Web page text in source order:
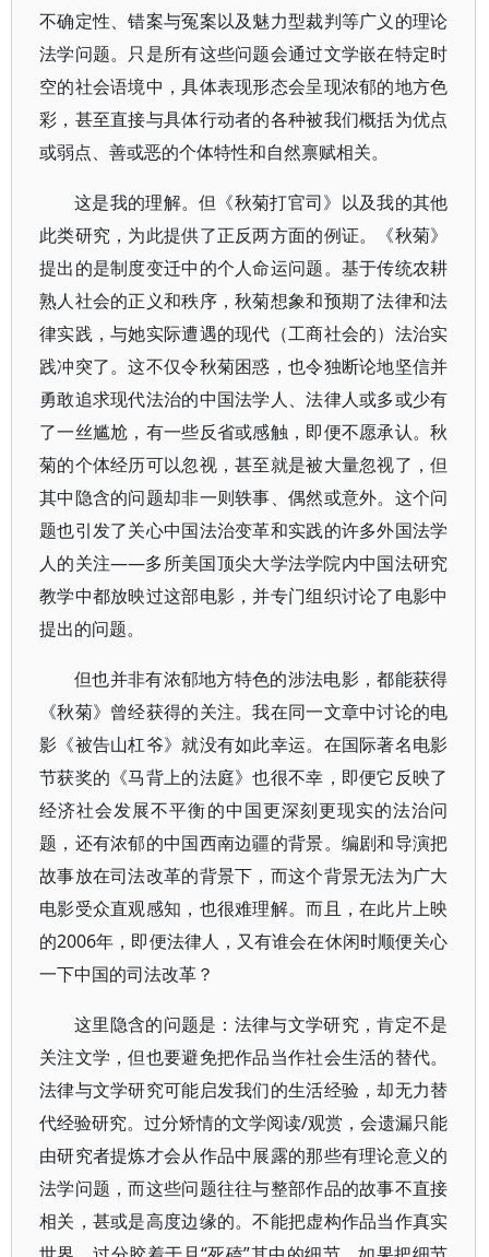
不确定性、错案与冤案以及魅力型裁判等广义的理论
法学问题。只是所有这些问题会通过文学嵌在特定时
空的社会语境中，具体表现形态会呈现浓郁的地方色
彩，甚至直接与具体行动者的各种被我们概括为优点
或弱点、善或恶的个体特性和自然禀赋相关。
这是我的理解。但《秋菊打官司》以及我的其他
此类研究，为此提供了正反两方面的例证。《秋菊》
提出的是制度变迁中的个人命运问题。基于传统农耕
熟人社会的正义和秩序，秋菊想象和预期了法律和法
律实践，与她实际遭遇的现代（工商社会的）法治实
践冲突了。这不仅令秋菊困惑，也令独断论地坚信并
勇敢追求现代法治的中国法学人、法律人或多或少有
了一丝尴尬，有一些反省或感触，即便不愿承认。秋
菊的个体经历可以忽视，甚至就是被大量忽视了，但
其中隐含的问题却非一则轶事、偶然或意外。这个问
题也引发了关心中国法治变革和实践的许多外国法学
人的关注——多所美国顶尖大学法学院内中国法研究
教学中都放映过这部电影，并专门组织讨论了电影中
提出的问题。
但也并非有浓郁地方特色的涉法电影，都能获得
《秋菊》曾经获得的关注。我在同一文章中讨论的电
影《被告山杠爷》就没有如此幸运。在国际著名电影
节获奖的《马背上的法庭》也很不幸，即便它反映了
经济社会发展不平衡的中国更深刻更现实的法治问
题，还有浓郁的中国西南边疆的背景。编剧和导演把
故事放在司法改革的背景下，而这个背景无法为广大
电影受众直观感知，也很难理解。而且，在此片上映
的2006年，即便法律人，又有谁会在休闲时顺便关心
一下中国的司法改革？
这里隐含的问题是：法律与文学研究，肯定不是
关注文学，但也要避免把作品当作社会生活的替代。
法律与文学研究可能启发我们的生活经验，却无力替
代经验研究。过分矫情的文学阅读/观赏，会遗漏只能
由研究者提炼才会从作品中展露的那些有理论意义的
法学问题，而这些问题往往与整部作品的故事不直接
相关，甚或是高度边缘的。不能把虚构作品当作真实